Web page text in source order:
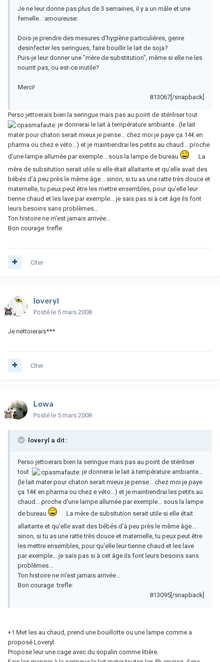
Je ne leur donne pas plus de 3 semaines, il y a un mâle et une
femelle.. :amoureuse:
Dois-je prendre des mesures d'hygiène particulières, genre
desinfecter les seringues, faire bouillir le lait de soja?
Puis-je leur donner une "mère de substitution", même si elle ne les
nourrit pas, ou est-ce inutile?
Merci!
813067[/snapback]
Perso jettoerais bien la seringue mais pas au point de stériliser tout
je donnerai le lait à température ambiante...(le lait
mater pour chaton serait mieux je pense... chez moi je paye ça 14€ en
pharma ou chez e véto...) et je maintiendrai les petits au chaud... proche
d'une lampe allumée par exemple... sous la lampe de bureau
La
mère de subsitution serait utile si elle était allaitante et qu'elle avait des
bébés d'à peu près le même âge... sinon, si tu as une ratte très douce et
maternelle, tu peux peut être les mettre ensembles, pour qu'elle leur
tienne chaud et les lave par exemple... je sais pas si à cet âge ils font
leurs besoins sans problèmes...
Ton histoire ne m'est jamais arrivée...
Bon courage :trefle:
Citer
loveryl
Posté le 5 mars 2008
Je nettoierais***
Citer
Lowa
Posté le 5 mars 2008
loveryl a dit :
Perso jettoerais bien la seringue mais pas au point de stériliser
tout
je donnerai le lait à température ambiante...
(le lait mater pour chaton serait mieux je pense... chez moi je paye
ça 14€ en pharma ou chez e véto...) et je maintiendrai les petits au
chaud... proche d'une lampe allumée par exemple... sous la lampe
de bureau
La mère de subsitution serait utile si elle était
allaitante et qu'elle avait des bébés d'à peu près le même âge...
sinon, si tu as une ratte très douce et maternelle, tu peux peut être
les mettre ensembles, pour qu'elle leur tienne chaud et les lave
par exemple... je sais pas si à cet âge ils font leurs besoins sans
problèmes...
Ton histoire ne m'est jamais arrivée...
Bon courage :trefle:
813095[/snapback]
+1 Met les au chaud, prend une bouillotte ou une lampe comme a
proposé Loveryl.
Propose leur une cage avec du sopalin comme litière.